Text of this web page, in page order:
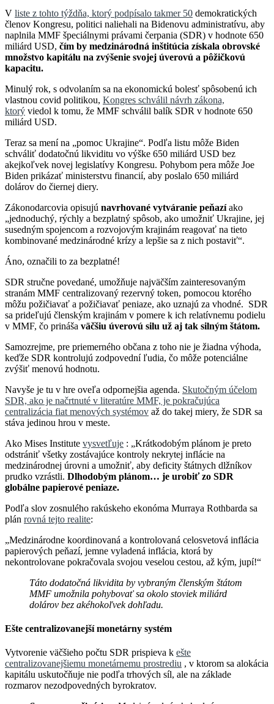
V liste z tohto týždňa, ktorý podpísalo takmer 50 demokratických
členov Kongresu, politici naliehali na Bidenovu administratívu, aby
naplnila MMF špeciálnymi právami čerpania (SDR) v hodnote 650
miliárd USD, čím by medzinárodná inštitúcia získala obrovské
množstvo kapitálu na zvýšenie svojej úverovú a pôžičkovú
kapacitu.
Minulý rok, s odvolaním sa na ekonomickú bolesť spôsobenú ich
vlastnou covid politikou, Kongres schválil návrh zákona,
ktorý viedol k tomu, že MMF schválil balík SDR v hodnote 650
miliárd USD.
Teraz sa mení na „pomoc Ukrajine“. Podľa listu môže Biden
schváliť dodatočnú likviditu vo výške 650 miliárd USD bez
akejkoľvek novej legislatívy Kongresu. Pohybom pera môže Joe
Biden prikázať ministerstvu financií, aby poslalo 650 miliárd
dolárov do čiernej diery.
Zákonodarcovia opisujú navrhované vytváranie peňazíako
„jednoduchý, rýchly a bezplatný spôsob, ako umožniť Ukrajine, jej
susedným spojencom a rozvojovým krajinám reagovať na tieto
kombinované medzinárodné krízy a lepšie sa z nich postaviť“.
Áno, označili to za bezplatné!
SDR stručne povedané, umožňuje najväčším zainteresovaným
stranám MMF centralizovaný rezervný token, pomocou ktorého
môžu požičiavať a požičiavať peniaze, ako uznajú za vhodné. SDR
sa prideľujú členským krajinám v pomere k ich relatívnemu podielu
v MMF, čo prináša väčšiu úverovú silu už aj tak silným štátom.
Samozrejme, pre priemerného občana z toho nie je žiadna výhoda,
keďže SDR kontrolujú zodpovední ľudia, čo môže potenciálne
zvýšiť menovú hodnotu.
Navyše je tu v hre oveľa odpornejšia agenda. Skutočným účelom
SDR, ako je načrtnuté v literatúre MMF, je pokračujúca
centralizácia fiat menových systémov až do takej miery, že SDR sa
stáva jedinou hrou v meste.
Ako Mises Institute vysvetľuje : „Krátkodobým plánom je preto
odstrániť všetky zostávajúce kontroly nekrytej inflácie na
medzinárodnej úrovni a umožniť, aby deficity štátnych dlžníkov
prudko vzrástli. Dlhodobým plánom… je urobiť zo SDR
globálne papierové peniaze.
Podľa slov zosnulého rakúskeho ekonóma Murraya Rothbarda sa
plán rovná tejto realite:
„Medzinárodne koordinovaná a kontrolovaná celosvetová inflácia
papierových peňazí, jemne vyladená inflácia, ktorá by
nekontrolovane pokračovala svojou veselou cestou, až kým, jupí!“
Táto dodatočná likvidita by vybraným členským štátom
MMF umožnila pohybovať sa okolo stoviek miliárd
dolárov bez akéhokoľvek dohľadu.
Ešte centralizovanejší monetárny systém
Vytvorenie väčšieho počtu SDR prispieva k ešte
centralizovanejšiemu monetárnemu prostrediu , v ktorom sa alokácia
kapitálu uskutočňuje nie podľa trhových síl, ale na základe
rozmarov nezodpovedných byrokratov.